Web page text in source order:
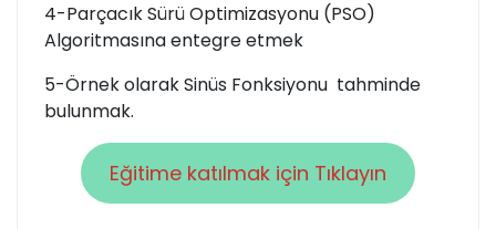
4-Parçacık Sürü Optimizasyonu (PSO)
Algoritmasına entegre etmek
5-Örnek olarak Sinüs Fonksiyonu tahminde
bulunmak.
Eğitime katılmak için Tıklayın